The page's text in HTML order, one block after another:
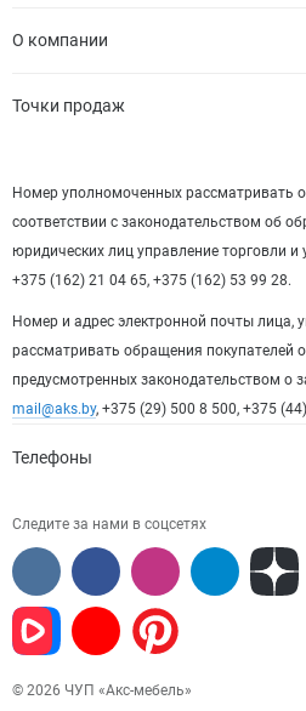
О компании
Точки продаж
Номер уполномоченных рассматривать
соответствии с законодательством об
юридических лиц управление торговли и
+375 (162) 21 04 65, +375 (162) 53 99 28.
Номер и адрес электронной почты лица,
рассматривать обращения покупателей
предусмотренных законодательством о
mail@aks.by, +375 (29) 500 8 500, +375
Телефоны
Следите за нами в соцсетях
© 2026 ЧУП «Акс-мебель»